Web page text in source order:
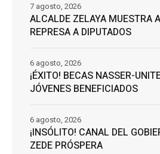
ALCALDE ZELAYA MUESTRA
REPRESA A DIPUTADOS
7 agosto, 2026
¡ÉXITO! BECAS NASSER-
JÓVENES BENEFICIADOS
6 agosto, 2026
¡INSÓLITO! CANAL DEL
ZEDE PRÓSPERA
6 agosto, 2026